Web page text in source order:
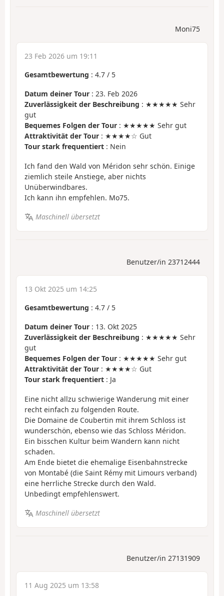
Moni75
23 Feb 2026 um 19:11
Gesamtbewertung : 4.7 / 5
Datum deiner Tour : 23. Feb 2026
Zuverlässigkeit der Beschreibung : ★★★★★ Sehr
gut
Bequemes Folgen der Tour : ★★★★★ Sehr gut
Attraktivität der Tour : ★★★★☆ Gut
Tour stark frequentiert : Nein
Ich fand den Wald von Méridon sehr schön. Einige
ziemlich steile Anstiege, aber nichts
Unüberwindbares.
Ich kann ihn empfehlen. Mo75.
Maschinell übersetzt
Benutzer/in 23712444
13 Okt 2025 um 14:25
Gesamtbewertung : 4.7 / 5
Datum deiner Tour : 13. Okt 2025
Zuverlässigkeit der Beschreibung : ★★★★★ Sehr
gut
Bequemes Folgen der Tour : ★★★★★ Sehr gut
Attraktivität der Tour : ★★★★☆ Gut
Tour stark frequentiert : Ja
Eine nicht allzu schwierige Wanderung mit einer
recht einfach zu folgenden Route.
Die Domaine de Coubertin mit ihrem Schloss ist
wunderschön, ebenso wie das Schloss Méridon.
Ein bisschen Kultur beim Wandern kann nicht
schaden.
Am Ende bietet die ehemalige Eisenbahnstrecke
von Montabé (die Saint Rémy mit Limours verband)
eine herrliche Strecke durch den Wald.
Unbedingt empfehlenswert.
Maschinell übersetzt
Benutzer/in 27131909
11 Aug 2025 um 13:58